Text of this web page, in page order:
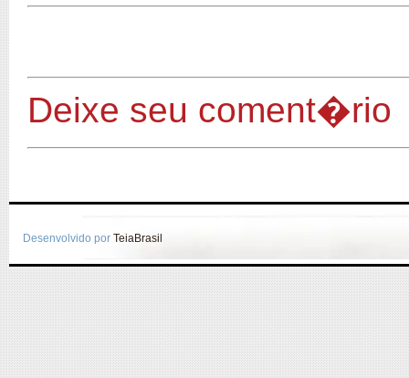
Deixe seu coment�rio
Desenvolvido por TeiaBrasil